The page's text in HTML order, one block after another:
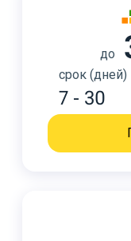
до
срок (дней)
7 - 30